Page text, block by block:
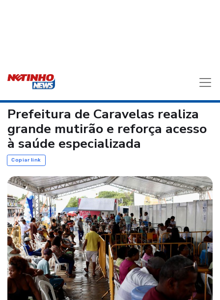
Prefeitura de Caravelas realiza
grande mutirão e reforça acesso
à saúde especializada
Copiar link